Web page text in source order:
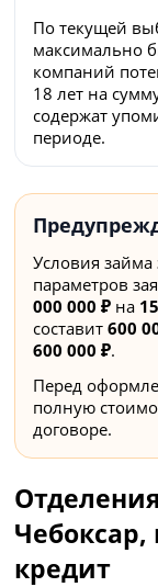
По текущей
максимально
компаний
18 лет на
содержат
периоде.
Условия
параметров
000 000 ₽ на
составит600
600 000 ₽.
Перед
полную
договоре.
Чебоксар,
кредит